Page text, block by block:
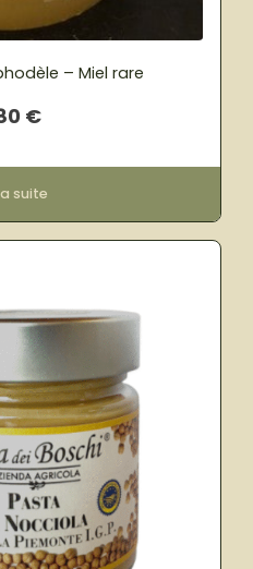
– Miel rare
€
suite